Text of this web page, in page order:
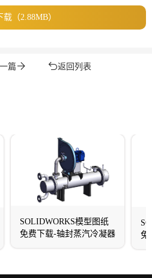
载（2.88MB）
一篇 返回列表
SOLIDWORKS模型图纸
免费下载-轴封蒸汽冷凝器
免